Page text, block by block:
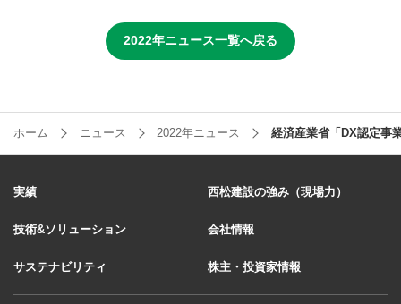
2022年ニュース一覧へ戻る
ホーム ニュース 2022年ニュース 経済産業省「DX認定事
実績 西松建設の強み（現場力）
技術&ソリューション 会社情報
サステナビリティ 株主・投資家情報